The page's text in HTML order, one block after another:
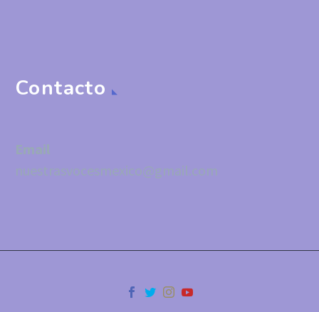
Contacto
Email
nuestrasvocesmexico@gmail.com